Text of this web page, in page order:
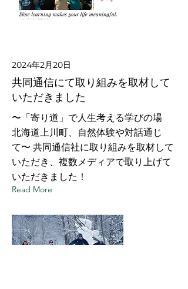
2024年2月20日
共同通信にて取り組みを取材して
いただきました
〜「寄り道」で人生考える学びの場
北海道上川町、自然体験や対話通じ
て〜 共同通信社に取り組みを取材して
いただき、複数メディアで取り上げて
いただきました！
Read More